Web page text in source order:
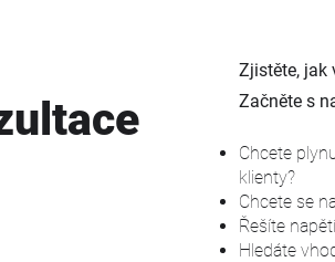
Zjistěte, jak
Začněte s
Chcete
klienty?
Chcete se
Řešíte
Hledáte